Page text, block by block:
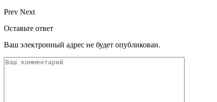
Prev Next
Оставьте ответ
Ваш электронный адрес не будет опубликован.